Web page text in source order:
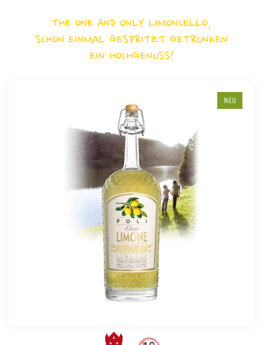
THE ONE AND ONLY LIMONCELLO,
SCHON EINMAL GESPRITZT GETRUNKEN
EIN HOCHGENUSS!
NEU